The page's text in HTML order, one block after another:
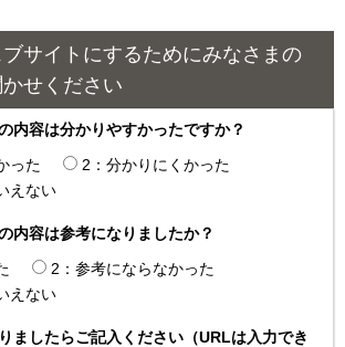
サイトにするためにみなさまの
せください
内容は分かりやすかったですか？
った
2：分かりにくかった
えない
内容は参考になりましたか？
2：参考にならなかった
えない
ましたらご記入ください（URLは入力でき